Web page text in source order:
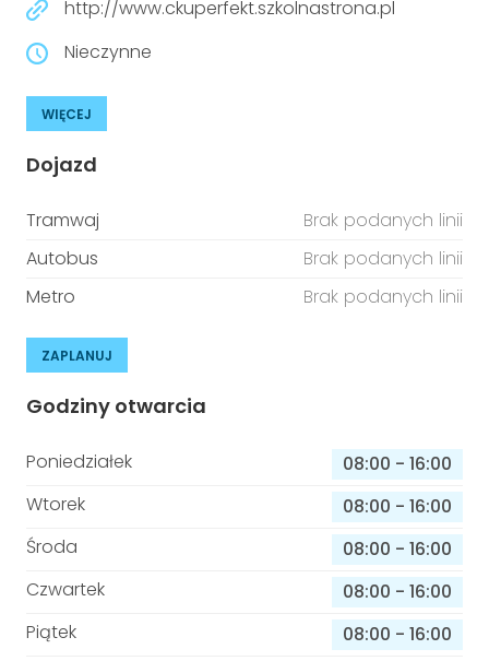
http://www.ckuperfekt.szkolnastrona.pl
Nieczynne
WIĘCEJ
Dojazd
Tramwaj
Brak podanych linii
Autobus
Brak podanych linii
Metro
Brak podanych linii
ZAPLANUJ
Godziny otwarcia
Poniedziałek 08:00 - 16:00
Wtorek
08:00 - 16:00
Środa
08:00 - 16:00
Czwartek
08:00 - 16:00
Piątek
08:00 - 16:00